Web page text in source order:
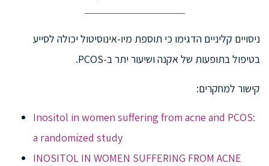
ניסויים קליניים הדגימו כי תוספת מיו-אינוסיטול יכולה לסייע
בטיפול בתופעות של אקנה ושיעור יתר ב-PCOS.
קישור למחקרים:
Inositol in women suffering from acne and PCOS:
a randomized study
INOSITOL IN WOMEN SUFFERING FROM ACNE